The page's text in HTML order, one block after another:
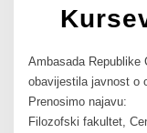
Ambasada Republike
obavijestila javnost o
Prenosimo najavu:
Filozofski fakultet,